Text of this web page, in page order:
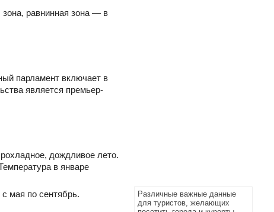
Различные важные данные
для туристов, желающих
зона, равнинная зона — в
парламент включает в
является премьер-
дождливое лето.
в январе
мая по сентябрь.